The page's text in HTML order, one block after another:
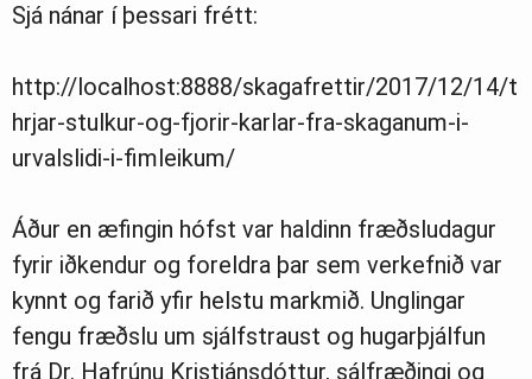
Sjá nánar í þessari frétt:
http://localhost:8888/skagafrettir/2017/12/14/t
hrjar-stulkur-og-fjorir-karlar-fra-skaganum-i-
urvalslidi-i-fimleikum/
Áður en æfingin hófst var haldinn fræðsludagur
fyrir iðkendur og foreldra þar sem verkefnið var
kynnt og farið yfir helstu markmið. Unglingar
fengu fræðslu um sjálfstraust og hugarþjálfun
frá Dr. Hafrúnu Kristjánsdóttur, sálfræðingi og